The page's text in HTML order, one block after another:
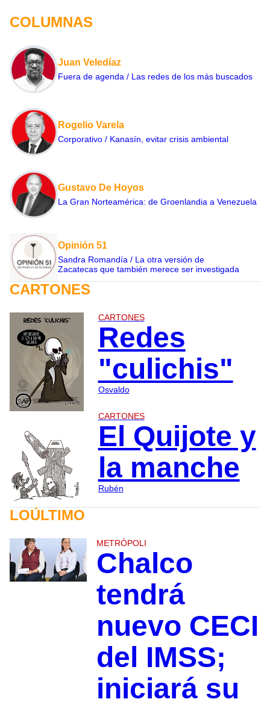
COLUMNAS
Juan Veledíaz
Fuera de agenda / Las redes de los más buscados
Rogelio Varela
Corporativo / Kanasín, evitar crisis ambiental
Gustavo De Hoyos
La Gran Norteamérica: de Groenlandia a Venezuela
Opinión 51
Sandra Romandía / La otra versión de
Zacatecas que también merece ser investigada
CARTONES
CARTONES
Redes
"culichis"
Osvaldo
CARTONES
El Quijote y
la manche
Rubén
LOÚLTIMO
METRÓPOLI
Chalco
tendrá
nuevo CECI
del IMSS;
iniciará su